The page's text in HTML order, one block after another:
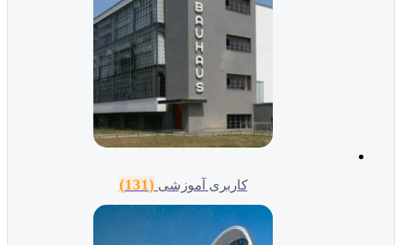
کاربری آموزشی (131)